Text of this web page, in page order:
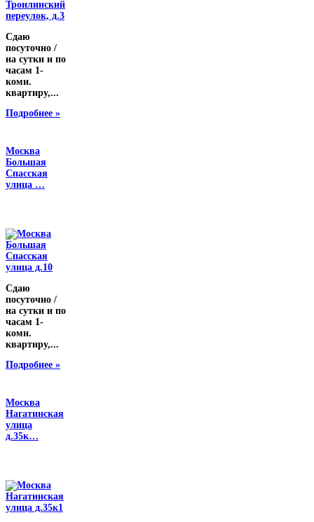
Сдаю
посуточно /
на сутки и по
часам 1-
комн.
квартиру,...
Подробнее »
Москва
Большая
Спасская
улица …
Сдаю
посуточно /
на сутки и по
часам 1-
комн.
квартиру,...
Подробнее »
Москва
Нагатинская
улица
д.35к…